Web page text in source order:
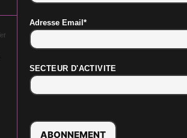
Adresse Email*
SECTEUR D'ACTIVITE